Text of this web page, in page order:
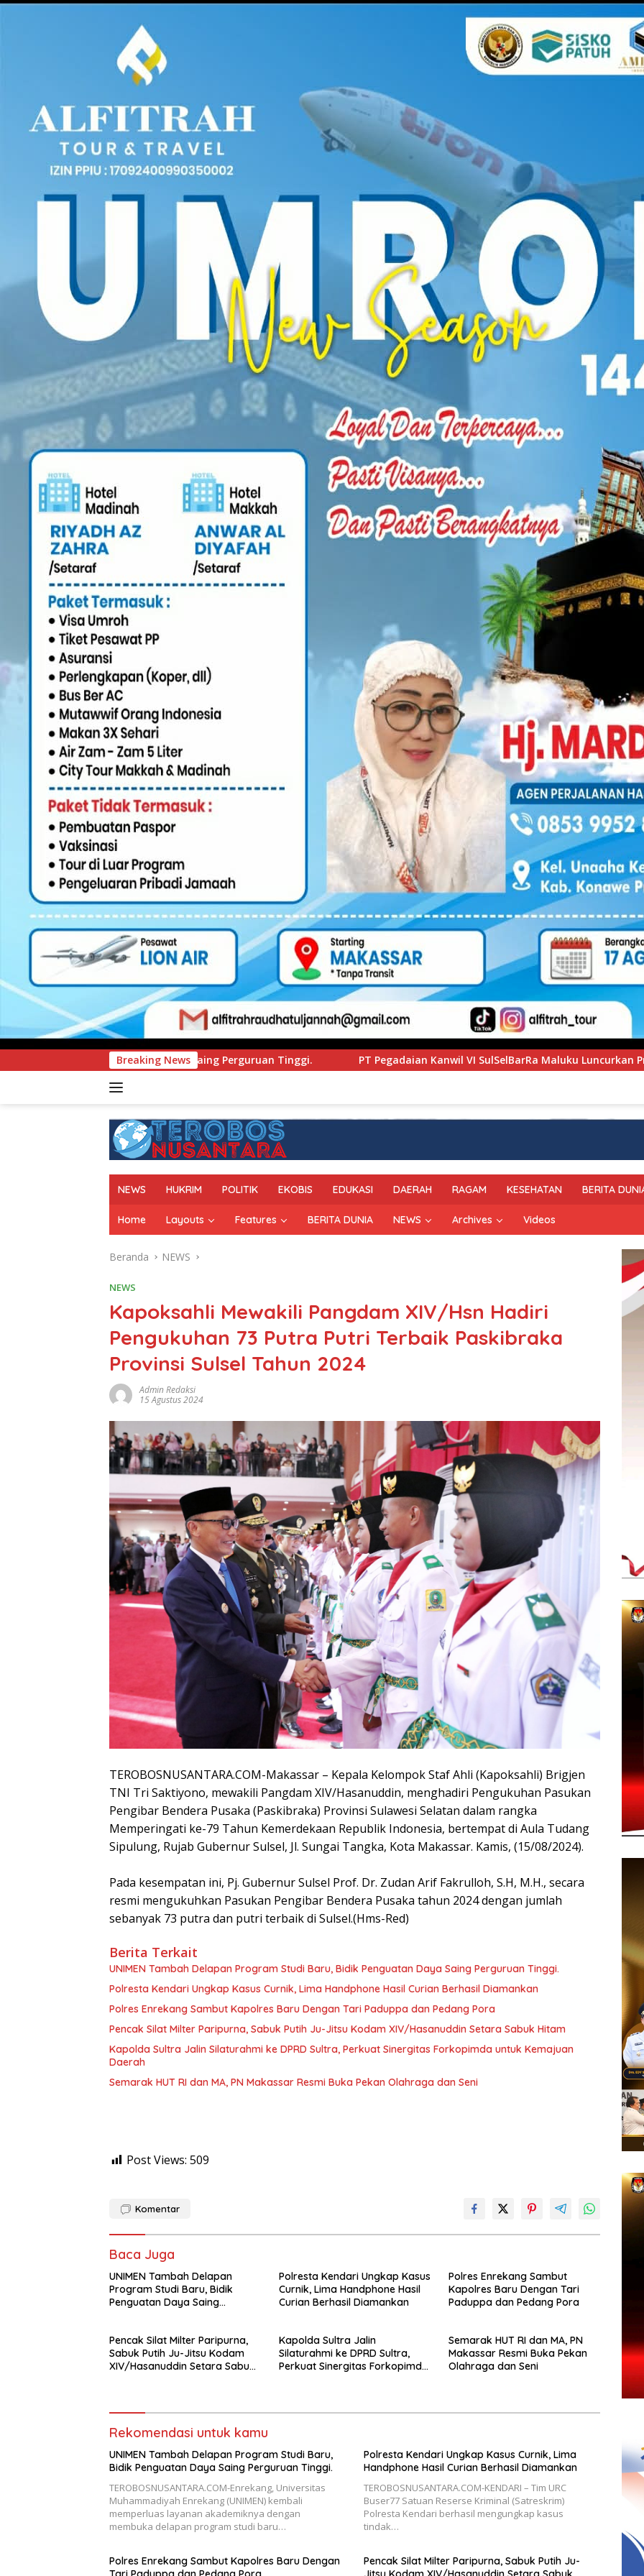
Breaking News
Daya Saing Perguruan Tinggi. PT Pegadaian Kanwil VI SulSelBarRa Maluku Luncurkan Program PANDE EMAS untuk
NEWS HUKRIM POLITIK EKOBIS EDUKASI DAERAH RAGAM KESEHATAN BERITA
Home Layouts Features BERITA DUNIA NEWS Archives Videos
Beranda NEWS
NEWS
Kapoksahli Mewakili Pangdam XIV/Hsn Hadiri
Pengukuhan 73 Putra Putri Terbaik Paskibraka
Provinsi Sulsel Tahun 2024
Admin Redaksi
15 Agustus 2024
TEROBOSNUSANTARA.COM-Makassar – Kepala Kelompok Staf Ahli (Kapoksahli) Brigjen
TNI Tri Saktiyono, mewakili Pangdam XIV/Hasanuddin, menghadiri Pengukuhan Pasukan
Pengibar Bendera Pusaka (Paskibraka) Provinsi Sulawesi Selatan dalam rangka
Memperingati ke-79 Tahun Kemerdekaan Republik Indonesia, bertempat di Aula Tudang
Sipulung, Rujab Gubernur Sulsel, Jl. Sungai Tangka, Kota Makassar. Kamis, (15/08/2024).
Pada kesempatan ini, Pj. Gubernur Sulsel Prof. Dr. Zudan Arif Fakrulloh, S.H, M.H., secara
resmi mengukuhkan Pasukan Pengibar Bendera Pusaka tahun 2024 dengan jumlah
sebanyak 73 putra dan putri terbaik di Sulsel.(Hms-Red)
Berita Terkait
UNIMEN Tambah Delapan Program Studi Baru, Bidik Penguatan Daya Saing Perguruan Tinggi.
Polresta Kendari Ungkap Kasus Curnik, Lima Handphone Hasil Curian Berhasil Diamankan
Polres Enrekang Sambut Kapolres Baru Dengan Tari Paduppa dan Pedang Pora
Pencak Silat Milter Paripurna, Sabuk Putih Ju-Jitsu Kodam XIV/Hasanuddin Setara Sabuk Hitam
Kapolda Sultra Jalin Silaturahmi ke DPRD Sultra, Perkuat Sinergitas Forkopimda untuk Kemajuan
Daerah
Semarak HUT RI dan MA, PN Makassar Resmi Buka Pekan Olahraga dan Seni
Post Views: 509
Komentar
Baca Juga
UNIMEN Tambah Delapan
Program Studi Baru, Bidik
Penguatan Daya Saing
Polresta Kendari Ungkap Kasus
Curnik, Lima Handphone Hasil
Curian Berhasil Diamankan
Polres Enrekang Sambut
Kapolres Baru Dengan Tari
Paduppa dan Pedang Pora
Pencak Silat Milter Paripurna,
Sabuk Putih Ju-Jitsu Kodam
XIV/Hasanuddin Setara Sabuk
Kapolda Sultra Jalin
Silaturahmi ke DPRD Sultra,
Perkuat Sinergitas Forkopimda
Semarak HUT RI dan MA, PN
Makassar Resmi Buka Pekan
Olahraga dan Seni
Rekomendasi untuk kamu
UNIMEN Tambah Delapan Program Studi Baru,
Bidik Penguatan Daya Saing Perguruan Tinggi.
TEROBOSNUSANTARA.COM-Enrekang, Universitas
Muhammadiyah Enrekang (UNIMEN) kembali
memperluas layanan akademiknya dengan
membuka delapan program studi baru…
Polresta Kendari Ungkap Kasus Curnik, Lima
Handphone Hasil Curian Berhasil Diamankan
TEROBOSNUSANTARA.COM-KENDARI – Tim URC
Buser77 Satuan Reserse Kriminal (Satreskrim)
Polresta Kendari berhasil mengungkap kasus
tindak…
Polres Enrekang Sambut Kapolres Baru Dengan
Pencak Silat Milter Paripurna, Sabuk Putih Ju-